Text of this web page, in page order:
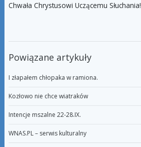
Chwała Chrystusowi Uczącemu Słuchania!
Powiązane artykuły
I złapałem chłopaka w ramiona.
Kozłowo nie chce wiatraków
Intencje mszalne 22-28.IX.
WNAS.PL – serwis kulturalny